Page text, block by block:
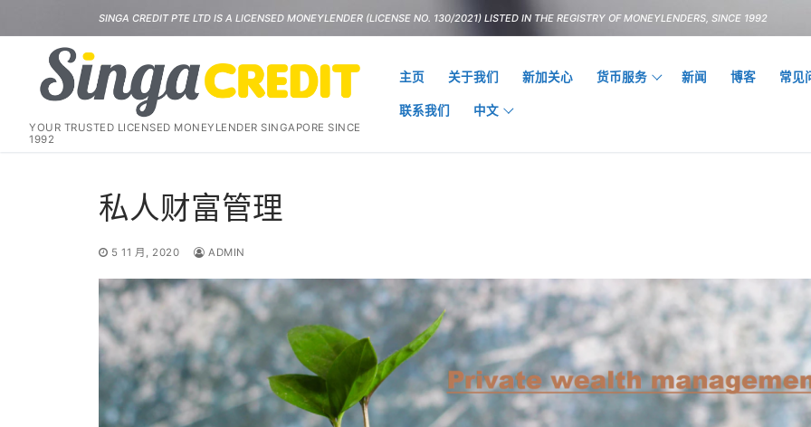
to
content
SINGA CREDIT PTE LTD IS A LICENSED MONEYLENDER (LICENSE NO. 130/2021) LISTED IN THE REGISTRY OF MONEYLENDERS, SINCE 1992
YOUR TRUSTED LICENSED MONEYLENDER SINGAPORE SINCE
1992
主页 关于我们 新加关心 货币服务 新闻 博客 常见
联系我们 中文
私人财富管理
5 11 月, 2020 ADMIN